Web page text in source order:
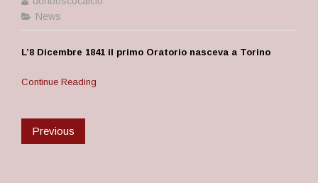
News
L’8 Dicembre 1841 il primo Oratorio nasceva a Torino
Continue Reading
Previous